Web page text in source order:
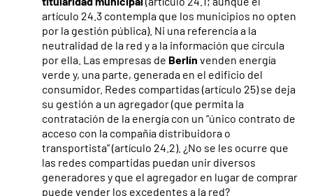
artículo 24.3 contempla que los municipios no opten
por la gestión pública). Ni una referencia a la
neutralidad de la red y a la información que circula
por ella. Las empresas de Berlín venden energía
verde y, una parte, generada en el edificio del
consumidor. Redes compartidas (artículo 25) se deja
su gestión a un agregador (que permita la
contratación de la energía con un “único contrato de
acceso con la compañía distribuidora o
transportista” (artículo 24.2). ¿No se les ocurre que
las redes compartidas puedan unir diversos
generadores y que el agregador en lugar de comprar
puede vender los excedentes a la red?